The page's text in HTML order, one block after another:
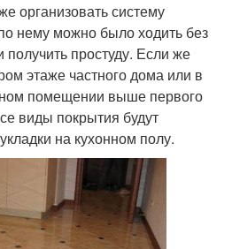
организовать систему
нему можно было ходить без
получить простуду. Если же
этаже частного дома или в
помещении выше первого
виды покрытия будут
на кухонном полу.